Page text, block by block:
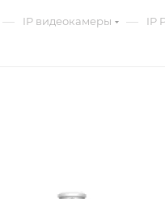
— IP видеокамеры — IP